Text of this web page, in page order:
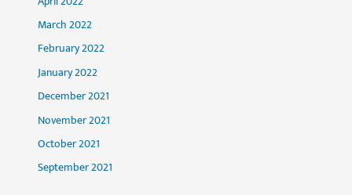
March 2022
February 2022
January 2022
December 2021
November 2021
October 2021
September 2021